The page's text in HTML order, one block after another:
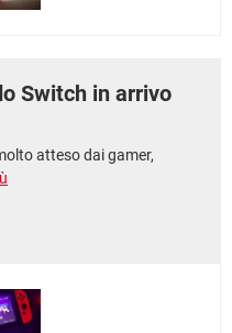
Switch in arrivo
atteso dai gamer,